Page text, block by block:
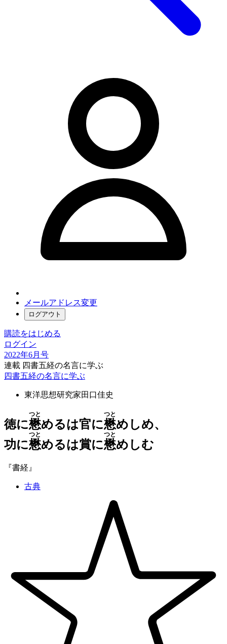
メールアドレス変更
ログアウト
購読をはじめる
ログイン
2022年6月号
連載 四書五経の名言に学ぶ
四書五経の名言に学ぶ
東洋思想研究家田口佳史
徳に懋
つと
めるは官に懋
つと
めしめ、
功に懋
つと
めるは賞に懋
つと
めしむ
『書経』
古典